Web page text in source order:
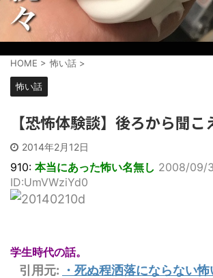
HOME > 怖い話 >
怖い話
【恐怖体験談】後ろから聞こ
2014年2月12日
910: 本当にあった怖い名無し 2008/09/
ID:UmVWziYd0
学生時代の話。
引用元: ・ 死ぬ程洒落にならない